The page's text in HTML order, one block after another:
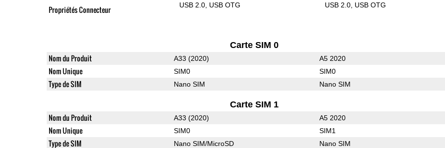
Propriétés Connecteur USB 2.0 USB OTG USB 2.0 USB OTG
Carte SIM 0
Nom du Produit A33 (2020) A5 2020
Nom Unique SIM0 SIM0
Type de SIM Nano SIM Nano SIM
Carte SIM 1
Nom du Produit A33 (2020) A5 2020
Nom Unique SIM0 SIM1
Type de SIM Nano SIM/MicroSD Nano SIM